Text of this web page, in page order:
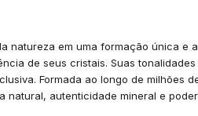
natureza em uma formação única e
de seus cristais. Suas
Formada ao longo de milhões
natural, autenticidade mineral e